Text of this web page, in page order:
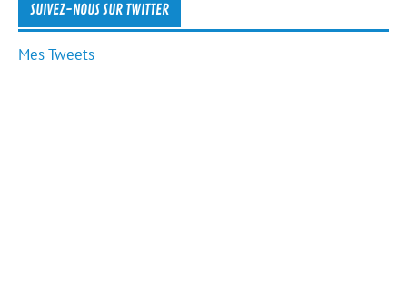
SUIVEZ-NOUS SUR TWITTER
Mes Tweets